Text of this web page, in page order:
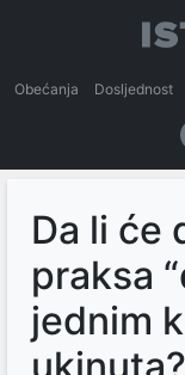
Obećanja Dosljednost
Da li će
praksa
jednim